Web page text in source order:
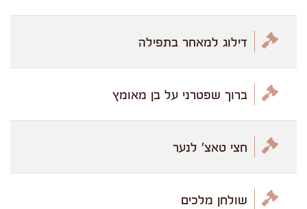
דילוג למאחר בתפילה
ברוך שפטרני על בן מאומץ
חצי טאצ' לנער
שולחן מלכים